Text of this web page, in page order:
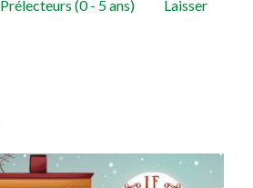
Prélecteurs (0 - 5 ans)
Laisser